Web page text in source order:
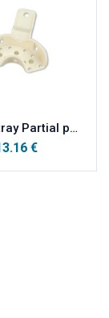
HW Miratray Partial parcijalne plastične otisne žlice vrećica, PM sredina a12
€